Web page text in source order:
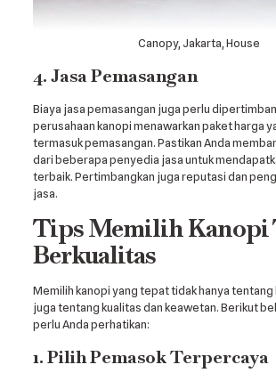
Canopy, Jakarta, House
4. Jasa Pemasangan
Biaya jasa pemasangan juga perlu
perusahaan kanopi menawarkan paket harga
termasuk pemasangan. Pastikan Anda
dari beberapa penyedia jasa untuk
terbaik. Pertimbangkan juga reputasi dan
jasa.
Tips Memilih Kanopi
Berkualitas
Memilih kanopi yang tepat tidak hanya
juga tentang kualitas dan keawetan. Berikut
perlu Anda perhatikan:
1. Pilih Pemasok Terpercaya